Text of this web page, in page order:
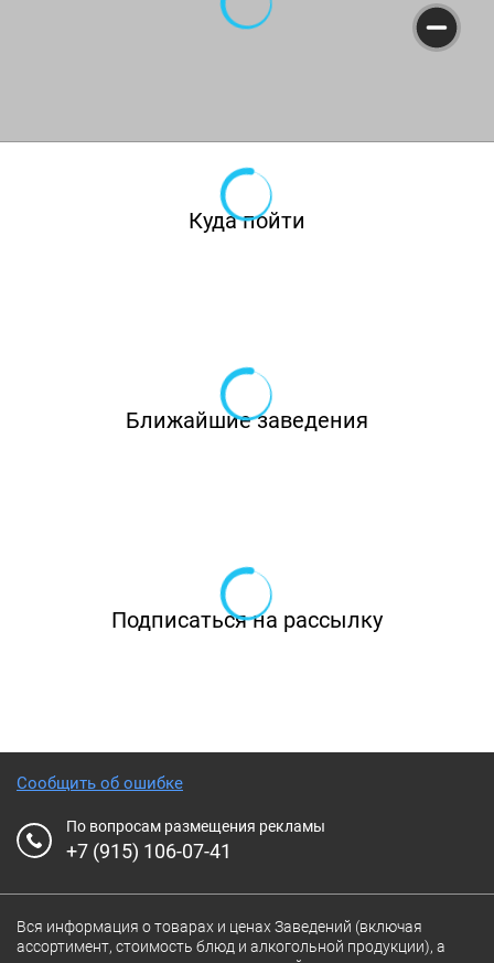
Куда пойти
Ближайшие заведения
Подписаться на рассылку
Сообщить об ошибке
По вопросам размещения рекламы
+7 (915) 106-07-41
Вся информация о товарах и ценах Заведений (включая
ассортимент, стоимость блюд и алкогольной продукции), а